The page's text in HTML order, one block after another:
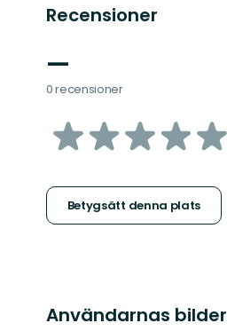
Recensioner
—
0 recensioner
av
stjärnor
Betygsätt denna plats
Användarnas bilder